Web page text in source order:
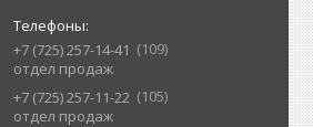
+7 (725) 257-14-41
109
отдел продаж
+7 (725) 257-11-22
105
отдел продаж